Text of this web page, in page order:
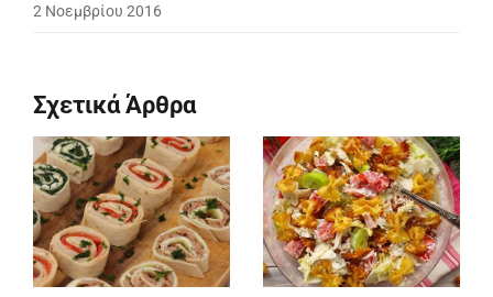
2 Νοεμβρίου 2016
Σχετικά Άρθρα